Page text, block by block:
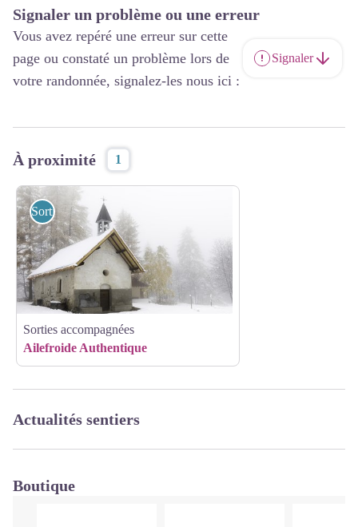
Signaler un problème ou une erreur
Vous avez repéré une erreur sur cette
page ou constaté un problème lors de
votre randonnée, signalez-les nous ici :
Signaler
À proximité 1
Sorties accompagnées
Sorties accompagnées
Ailefroide Authentique
Actualités sentiers
Boutique